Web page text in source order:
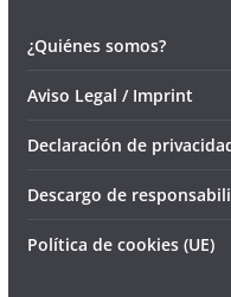
¿Quiénes somos?
Aviso Legal / Imprint
Declaración de
Descargo de
Política de cookies (UE)